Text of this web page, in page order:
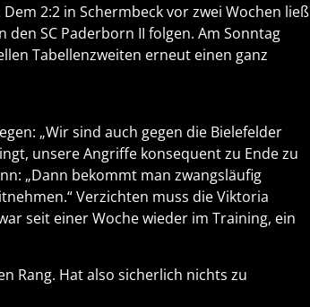
2:2 in Schermbeck vor zwei Wochen ließ
SC Paderborn II folgen. Am Sonntag
Tabellenzweiten erneut einen ganz
„Wir sind auch gegen die Bielefelder
unsere Angriffe konsequent zu Ende zu
„Dann bekommt man zwangsläufig
Verzichten muss die Viktoria
seit einer Woche wieder im Training, ein
Rang. Hat also sicherlich nichts zu